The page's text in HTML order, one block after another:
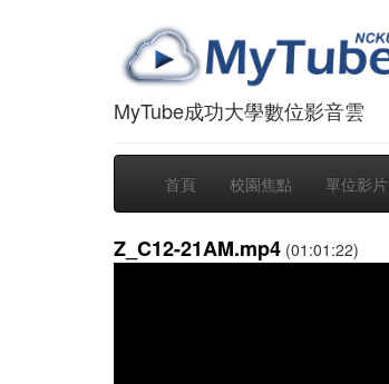
MyTube成功大學數位影音雲
首頁 校園焦點 單位影片
Z_C12-21AM.mp4 (01:01:22)